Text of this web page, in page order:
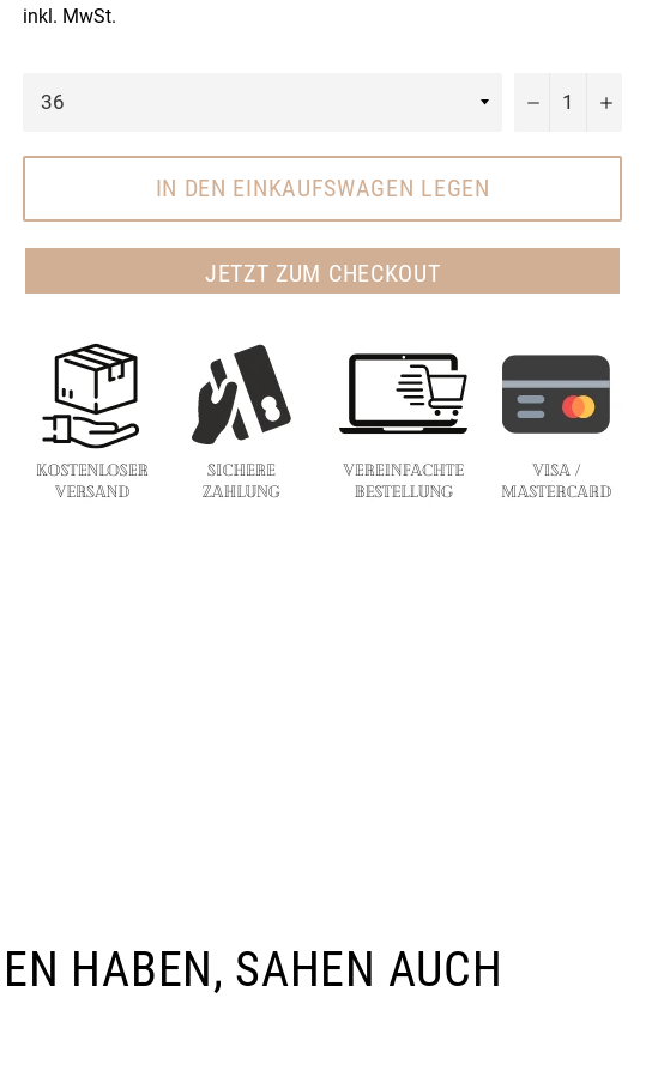
inkl. MwSt.
− +
IN DEN EINKAUFSWAGEN LEGEN
JETZT ZUM CHECKOUT
HABEN, SAHEN AUCH